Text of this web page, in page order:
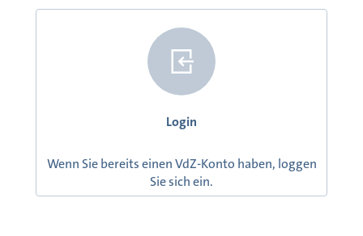
Login
Wenn Sie bereits einen VdZ-Konto haben, loggen
Sie sich ein.